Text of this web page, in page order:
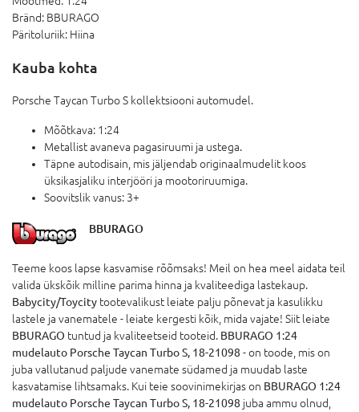
Bränd: BBURAGO
Päritoluriik: Hiina
Kauba kohta
Porsche Taycan Turbo S kollektsiooni automudel.
Mõõtkava: 1:24
Metallist avaneva pagasiruumi ja ustega.
Täpne autodisain, mis jäljendab originaalmudelit koos
üksikasjaliku interjööri ja mootoriruumiga.
Soovitslik vanus: 3+
BBURAGO
Teeme koos lapse kasvamise rõõmsaks! Meil on hea meel aidata teil
valida ükskõik milline parima hinna ja kvaliteediga lastekaup.
Babycity/Toycity tootevalikust leiate palju põnevat ja kasulikku
lastele ja vanematele - leiate kergesti kõik, mida vajate! Siit leiate
BBURAGO tuntud ja kvaliteetseid tooteid. BBURAGO 1:24
mudelauto Porsche Taycan Turbo S, 18-21098 - on toode, mis on
juba vallutanud paljude vanemate südamed ja muudab laste
kasvatamise lihtsamaks. Kui teie soovinimekirjas on BBURAGO 1:24
mudelauto Porsche Taycan Turbo S, 18-21098 juba ammu olnud,